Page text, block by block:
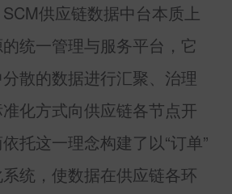
SCM供应链数据中台本质上
统一管理与服务平台，它
散的数据进行汇聚、治理
化方式向供应链各节点开
托这一理念构建了以“订单”
统，使数据在供应链各环